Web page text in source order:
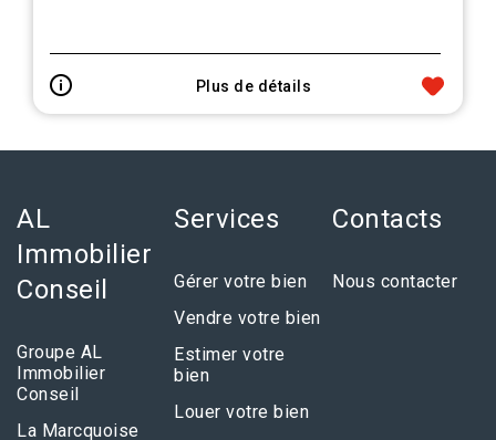
Plus de détails
AL
Immobilier
Conseil
Groupe AL
Immobilier
Conseil
La Marcquoise
Services
Gérer votre bien
Vendre votre bien
Estimer votre
bien
Louer votre bien
Contacts
Nous contacter